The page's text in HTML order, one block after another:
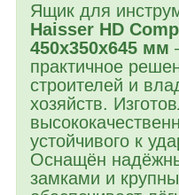
Ящик для
Haisser HD
450x350x645 мм
практичное
строителей и
хозяйств.
устойчивого к
Оснащён
замками и